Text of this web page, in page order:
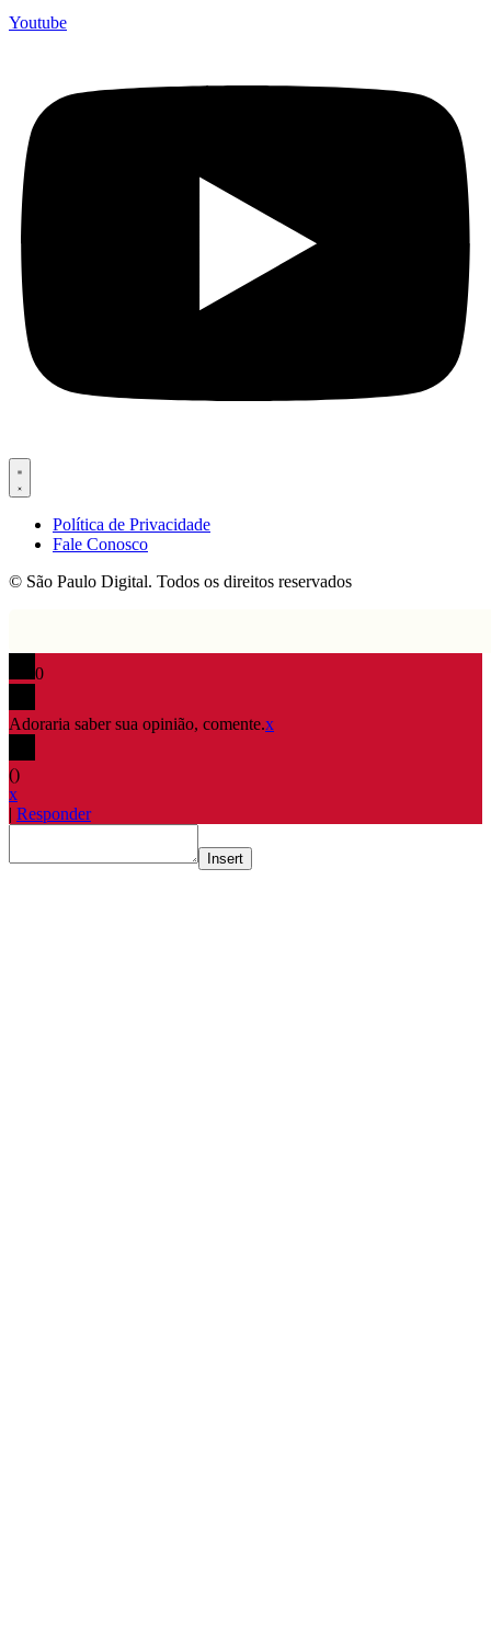
Youtube
Política de Privacidade
Fale Conosco
© São Paulo Digital. Todos os direitos reservados
0
Adoraria saber sua opinião, comente.x
()
x
| Responder
Insert